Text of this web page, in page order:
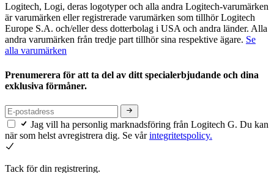
Logitech, Logi, deras logotyper och alla andra Logitech-varumärken
är varumärken eller registrerade varumärken som tillhör Logitech
Europe S.A. och/eller dess dotterbolag i USA och andra länder. Alla
andra varumärken från tredje part tillhör sina respektive ägare. Se
alla varumärken
Prenumerera för att ta del av ditt specialerbjudande och dina
exklusiva förmåner.
Jag vill ha personlig marknadsföring från Logitech G. Du kan
när som helst avregistrera dig. Se vårintegritetspolicy.
Tack för din registrering.